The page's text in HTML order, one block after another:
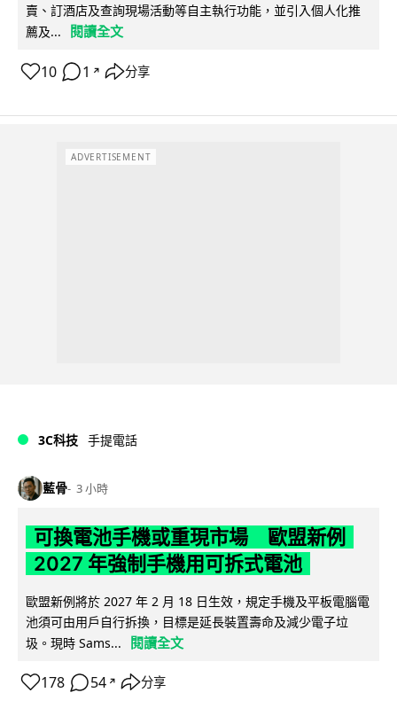
賣、訂酒店及查詢現場活動等自主執行功能，並引入個人化推
薦及...
閱讀全文
10 1 ↗ 分享
ADVERTISEMENT
3C科技 手提電話
藍骨 3 小時
可換電池手機或重現市場 歐盟新例
2027 年強制手機用可拆式電池
歐盟新例將於 2027 年 2 月 18 日生效，規定手機及平板電腦電
池須可由用戶自行拆換，目標是延長裝置壽命及減少電子垃
圾。現時 Sams...
閱讀全文
178 54 ↗ 分享